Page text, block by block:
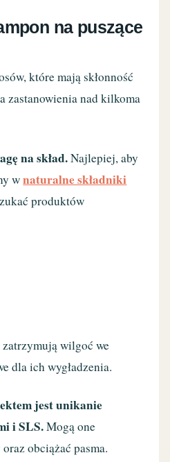
na puszące
które mają skłonność
zastanowienia nad kilkoma
na skład.Najlepiej, aby
wnaturalne składniki
produktów
zatrzymują wilgoć we
dla ich wygładzenia.
jest unikanie
i SLS.Mogą one
obciążać pasma.